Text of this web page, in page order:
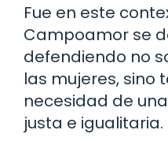
Fue en este
Campoamor se
defendiendo no
las mujeres, sino
necesidad de
justa e igualitaria.